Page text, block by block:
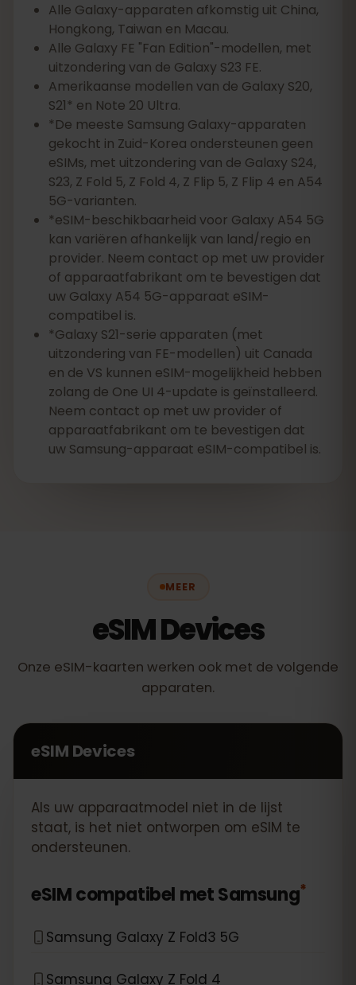
Alle Galaxy-apparaten afkomstig uit China,
Hongkong, Taiwan en Macau.
Alle Galaxy FE "Fan Edition"-modellen, met
uitzondering van de Galaxy S23 FE.
Amerikaanse modellen van de Galaxy S20,
S21* en Note 20 Ultra.
*De meeste Samsung Galaxy-apparaten
gekocht in Zuid-Korea ondersteunen geen
eSIMs, met uitzondering van de Galaxy S24,
S23, Z Fold 5, Z Fold 4, Z Flip 5, Z Flip 4 en A54
5G-varianten.
*eSIM-beschikbaarheid voor Galaxy A54 5G
kan variëren afhankelijk van land/regio en
provider. Neem contact op met uw provider
of apparaatfabrikant om te bevestigen dat
uw Galaxy A54 5G-apparaat eSIM-
compatibel is.
*Galaxy S21-serie apparaten (met
uitzondering van FE-modellen) uit Canada
en de VS kunnen eSIM-mogelijkheid hebben
zolang de One UI 4-update is geïnstalleerd.
Neem contact op met uw provider of
apparaatfabrikant om te bevestigen dat
uw Samsung-apparaat eSIM-compatibel is.
MEER
eSIM Devices
Onze eSIM-kaarten werken ook met de volgende
apparaten.
eSIM Devices
Als uw apparaatmodel niet in de lijst
staat, is het niet ontworpen om eSIM te
ondersteunen.
eSIM compatibel metSamsung*
Samsung Galaxy Z Fold3 5G
Samsung Galaxy Z Fold 4